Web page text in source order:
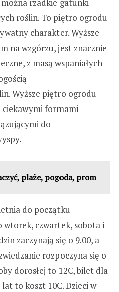
roślin. To piętro ogrodu
charakter. Wyższe
na wzgórzu, jest znacznie
z masą wspaniałych
Wyższe piętro ogrodu
formami
do
plaże, pogoda, prom
do początku
czwartek, sobota i
zaczynają się o 9.00, a
rozpoczyna się o
dorosłej to 12€, bilet dla
to koszt 10€. Dzieci w